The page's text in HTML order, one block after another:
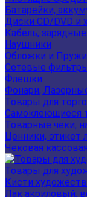
Батарейки,
Диски CD/DVD и
Кабель,
Наушники
Обложки и
Сетевые
Флешки
Фонари,
Товары для
Самоклеющиеся
Товарные чеки,
Ценники, этикет
Чековая
Товары для
Кисти
Лак акриловый,